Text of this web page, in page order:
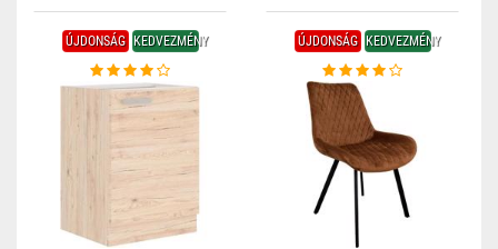
ÚJDONSÁG KEDVEZMÉNY ÚJDONSÁG KEDVEZMÉNY